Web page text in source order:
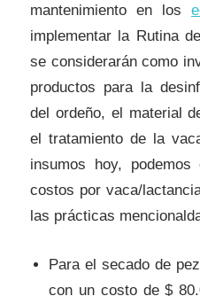
mantenimiento en los
implementar la Rutina
se considerarán como
productos para la
del ordeño, el material
el tratamiento de la
insumos hoy,
costos por vaca/
las prácticas
Para el secado de
con un costo de $